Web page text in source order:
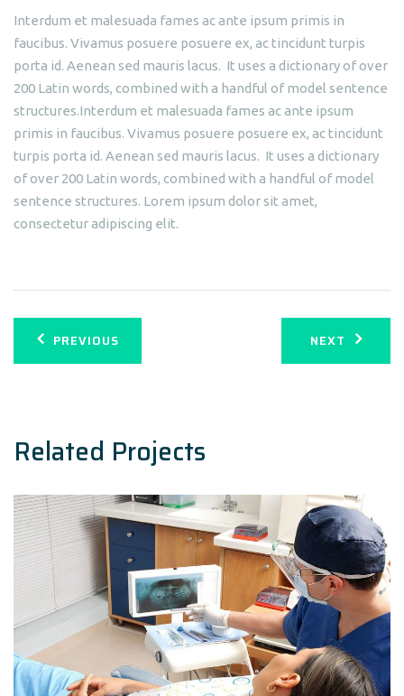
Interdum et malesuada fames ac ante ipsum primis in
faucibus. Vivamus posuere posuere ex, ac tincidunt turpis
porta id. Aenean sed mauris lacus. It uses a dictionary of over
200 Latin words, combined with a handful of model sentence
structures.Interdum et malesuada fames ac ante ipsum
primis in faucibus. Vivamus posuere posuere ex, ac tincidunt
turpis porta id. Aenean sed mauris lacus. It uses a dictionary
of over 200 Latin words, combined with a handful of model
sentence structures. Lorem ipsum dolor sit amet,
consectetur adipiscing elit.
Navegación
de
PREVIOUS NEXT
Related Projects